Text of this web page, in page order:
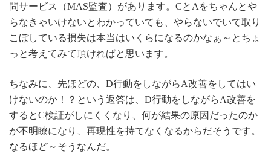
問サービス（MAS監査）があります。CとAをちゃんとや
らなきゃいけないとわかっていても、やらないでいて取り
こぼしている損失は本当はいくらになるのかなぁ～とちょ
っと考えてみて頂ければと思います。
ちなみに、先ほどの、D行動をしながらA改善をしてはい
けないのか！？という返答は、D行動をしながらA改善を
するとC検証がしにくくなり、何が結果の原因だったのか
が不明瞭になり、再現性を持てなくなるからだそうです。
なるほど～そうなんだ。